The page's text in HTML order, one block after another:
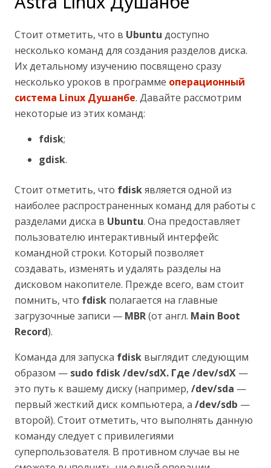
Стоит отметить, что в Ubuntu доступно
несколько команд для создания разделов диска.
Их детальному изучению посвящено сразу
несколько уроков в программе операционный
система Linux Душанбе. Давайте рассмотрим
некоторые из этих команд:
fdisk;
gdisk.
Стоит отметить, что fdiskявляется одной из
наиболее распространенных команд для работы с
разделами диска в Ubuntu. Она предоставляет
пользователю интерактивный интерфейс
командной строки. Который позволяет
создавать, изменять и удалять разделы на
дисковом накопителе. Прежде всего, вам стоит
помнить, что fdisk полагается на главные
загрузочные записи — MBR(от англ. Main Boot
Record).
Команда для запуска fdisk выглядит следующим
образом — sudo fdisk /dev/sdX. Где /dev/sdX —
это путь к вашему диску (например, /dev/sda —
первый жесткий диск компьютера, а /dev/sdb —
второй). Стоит отметить, что выполнять данную
команду следует с привилегиями
суперпользователя. В противном случае вы не